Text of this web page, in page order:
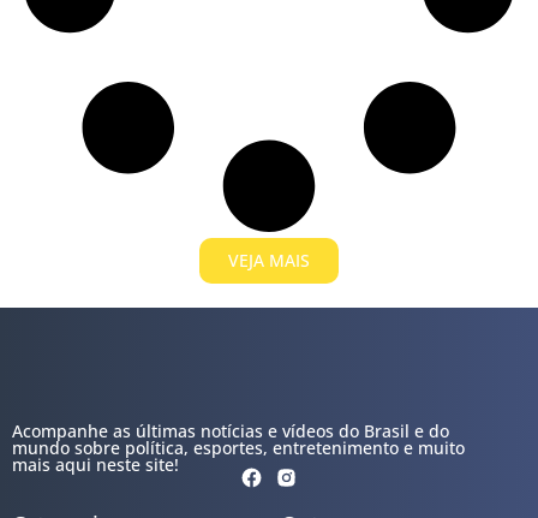
VEJA MAIS
Acompanhe as últimas notícias e vídeos do Brasil e do
mundo sobre política, esportes, entretenimento e muito
mais aqui neste site!